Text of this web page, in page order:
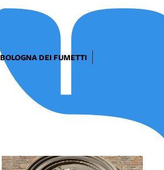
BOLOGNA DEI FUMETTI